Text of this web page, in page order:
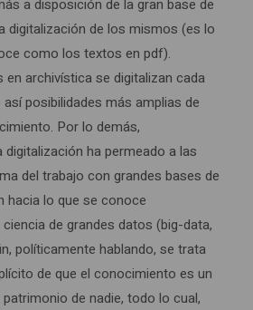
a disposición de la gran base de
digitalización de los mismos (es lo
como los textos en pdf).
archivística se digitalizan cada
posibilidades más amplias de
Por lo demás,
ha permeado a las
del trabajo con grandes bases de
hacia lo que se conoce
de grandes datos (big-data,
políticamente hablando, se trata
de que el conocimiento es un
de nadie, todo lo cual,